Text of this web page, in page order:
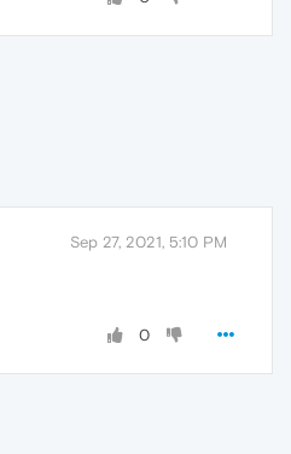
Sep 27, 2021, 5:10 PM
0